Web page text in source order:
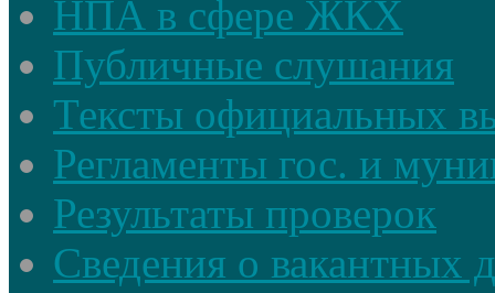
НПА в сфере ЖКХ
Публичные слушания
Тексты официальных
Регламенты гос. и
Результаты проверок
Сведения о вакантных